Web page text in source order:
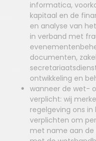
informatica,
kapitaal en de
en analyse van
in verband met
documenten,
ontwikkeling en
wanneer de wet-
verplicht: wij
regelgeving ons
verplichten om
met name aan de